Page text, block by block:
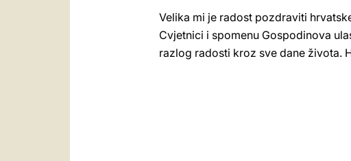
Velika mi je radost pozdraviti
Cvjetnici i spomenu Gospodinova
razlog radosti kroz sve dane života.